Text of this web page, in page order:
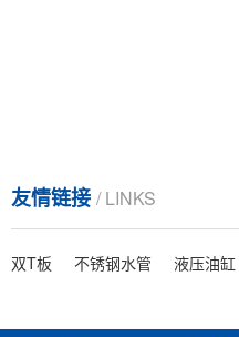
友情链接 / LINKS
双T板 不锈钢水管 液压油缸